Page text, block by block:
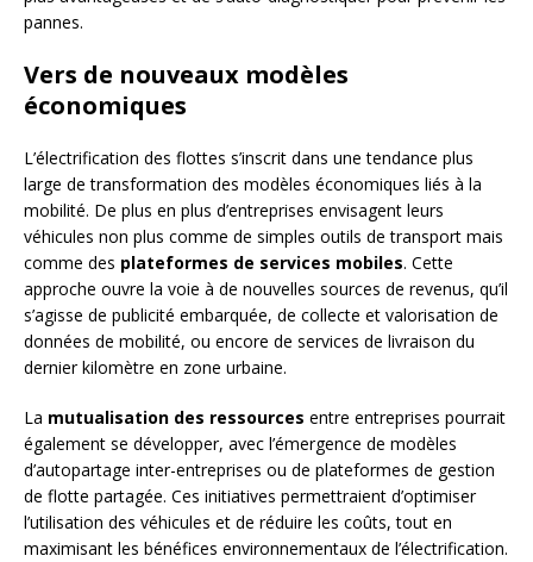
pannes.
Vers de nouveaux modèles
économiques
L’électrification des flottes s’inscrit dans une tendance plus
large de transformation des modèles économiques liés à la
mobilité. De plus en plus d’entreprises envisagent leurs
véhicules non plus comme de simples outils de transport mais
comme des plateformes de services mobiles. Cette
approche ouvre la voie à de nouvelles sources de revenus, qu’il
s’agisse de publicité embarquée, de collecte et valorisation de
données de mobilité, ou encore de services de livraison du
dernier kilomètre en zone urbaine.
La mutualisation des ressources entre entreprises pourrait
également se développer, avec l’émergence de modèles
d’autopartage inter-entreprises ou de plateformes de gestion
de flotte partagée. Ces initiatives permettraient d’optimiser
l’utilisation des véhicules et de réduire les coûts, tout en
maximisant les bénéfices environnementaux de l’électrification.